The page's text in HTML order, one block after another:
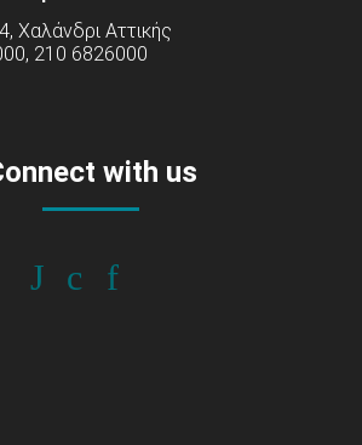
Χαλάνδρι Αττικής
210 6826000
with us